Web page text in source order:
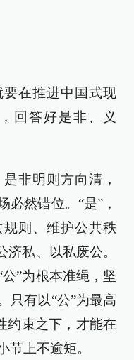
在推进中国式现
回答好是非、义
非明则方向清，
必然错位。“是”，
则、维护公共秩
济私、以私废公。
”为根本准绳，坚
只有以“公”为最高
约束之下，才能在
节上不逾矩。